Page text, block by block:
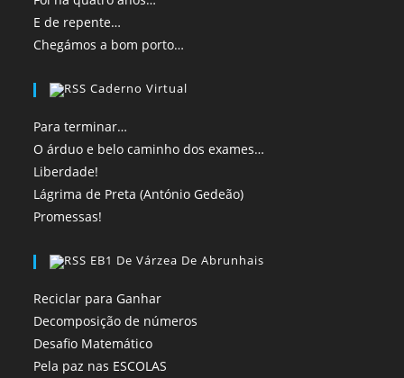
E de repente…
Chegámos a bom porto…
Caderno Virtual
Para terminar…
O árduo e belo caminho dos exames…
Liberdade!
Lágrima de Preta (António Gedeão)
Promessas!
EB1 De Várzea De Abrunhais
Reciclar para Ganhar
Decomposição de números
Desafio Matemático
Pela paz nas ESCOLAS